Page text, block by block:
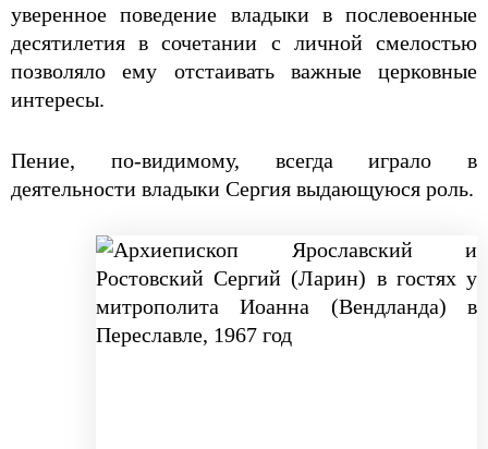
уверенное поведение владыки в послевоенные
десятилетия в сочетании с личной смелостью
позволяло ему отстаивать важные церковные
интересы.
Пение, по-видимому, всегда играло в
деятельности владыки Сергия выдающуюся роль.